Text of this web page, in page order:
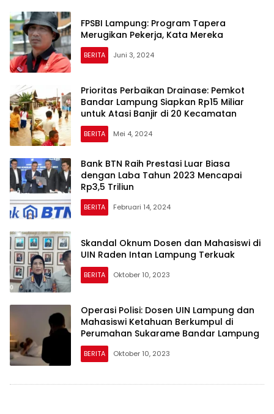
FPSBI Lampung: Program Tapera
Merugikan Pekerja, Kata Mereka
BERITA Juni 3, 2024
Prioritas Perbaikan Drainase: Pemkot
Bandar Lampung Siapkan Rp15 Miliar
untuk Atasi Banjir di 20 Kecamatan
BERITA Mei 4, 2024
Bank BTN Raih Prestasi Luar Biasa
dengan Laba Tahun 2023 Mencapai
Rp3,5 Triliun
BERITA Februari 14, 2024
Skandal Oknum Dosen dan Mahasiswi di
UIN Raden Intan Lampung Terkuak
BERITA Oktober 10, 2023
Operasi Polisi: Dosen UIN Lampung dan
Mahasiswi Ketahuan Berkumpul di
Perumahan Sukarame Bandar Lampung
BERITA Oktober 10, 2023